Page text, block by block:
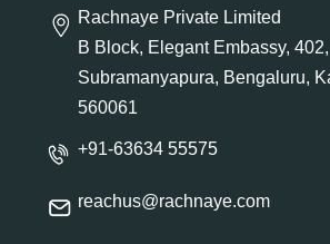
Rachnaye Private Limited
B Block, Elegant Embassy,
Subramanyapura, Bengaluru,
560061
+91-63634 55575
reachus@rachnaye.com